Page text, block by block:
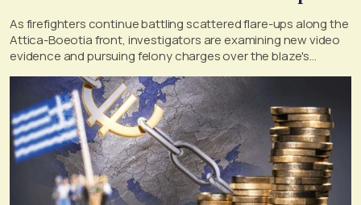
As firefighters continue battling scattered flare-ups along the
Attica-Boeotia front, investigators are examining new video
evidence and pursuing felony charges over the blaze's